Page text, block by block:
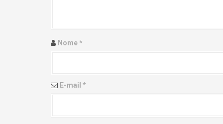
n
Nome*
E-mail *